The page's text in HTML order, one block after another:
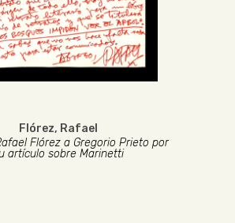
Flórez, Rafael
Flórez a Gregorio Prieto por
artículo sobre Marinetti